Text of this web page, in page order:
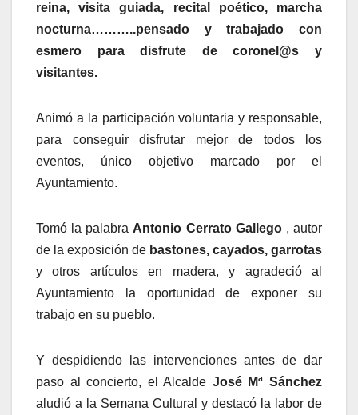
reina, visita guiada, recital poético, marcha
nocturna………..pensado y trabajado con
esmero para disfrute de coronel@s y
visitantes.
Animó a la participación voluntaria y responsable,
para conseguir disfrutar mejor de todos los
eventos, único objetivo marcado por el
Ayuntamiento.
Tomó la palabraAntonio Cerrato Gallego, autor
de la exposición de bastones, cayados, garrotas
y otros artículos en madera, y agradeció al
Ayuntamiento la oportunidad de exponer su
trabajo en su pueblo.
Y despidiendo las intervenciones antes de dar
paso al concierto, el Alcalde José Mª Sánchez
aludió a la Semana Cultural y destacó la labor de